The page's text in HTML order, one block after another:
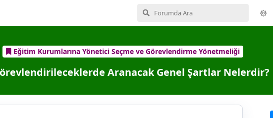
Eğitim Kurumlarına Yönetici Seçme ve Görevlendirme Yönetmeliği
Aranacak Genel Şartlar Nelerdir?